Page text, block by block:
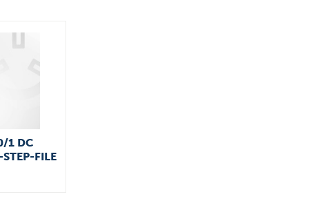
1 DC
FILE